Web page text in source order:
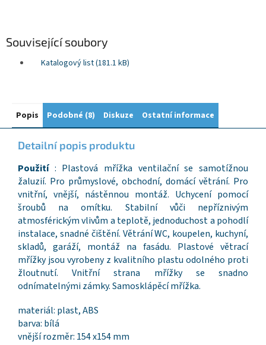
Související soubory
Katalogový list (181.1 kB)
Popis Podobné (8) Diskuze Ostatní informace
Detailní popis produktu
Použití : Plastová mřížka ventilační se samotížnou
žaluzií. Pro průmyslové, obchodní, domácí větrání. Pro
vnitřní, vnější, nástěnnou montáž. Uchycení pomocí
šroubů na omítku. Stabilní vůči nepříznivým
atmosférickým vlivům a teplotě, jednoduchost a pohodlí
instalace, snadné čištění. Větrání WC, koupelen, kuchyní,
skladů, garáží, montáž na fasádu. Plastové větrací
mřížky jsou vyrobeny z kvalitního plastu odolného proti
žloutnutí. Vnitřní strana mřížky se snadno
odnímatelnými zámky. Samosklápěcí mřížka.
materiál: plast, ABS
barva: bílá
vnější rozměr: 154 x154 mm